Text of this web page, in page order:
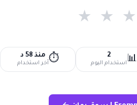
★ ★ ★
📊
2
استخدام اليوم ⏱️ منذ 58 د
آخر استخدام